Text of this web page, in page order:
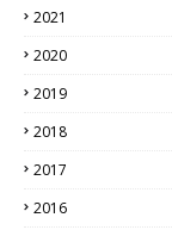
2021
2020
2019
2018
2017
2016